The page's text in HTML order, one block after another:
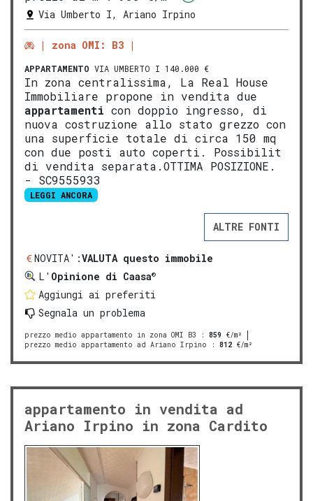
Via Umberto I, Ariano Irpino
zona OMI: B3
APPARTAMENTO VIA UMBERTO I 140.000 €
In zona centralissima, La Real House
Immobiliare propone in vendita due
appartamenti con doppio ingresso, di
nuova costruzione allo stato grezzo con
una superficie totale di circa 150 mq
con due posti auto coperti. Possibilit
di vendita separata.OTTIMA POSIZIONE.
- SC9555933
LEGGI ANCORA
ALTRE FONTI
NOVITA':VALUTA questo immobile
L' Opinione di Caasa®
Aggiungi ai preferiti
Segnala un problema
prezzo medio appartamento in zona OMI B3 : 859 €/m²
prezzo medio appartamento ad Ariano Irpino : 812 €/m²
appartamento in vendita ad
Ariano Irpino in zona Cardito